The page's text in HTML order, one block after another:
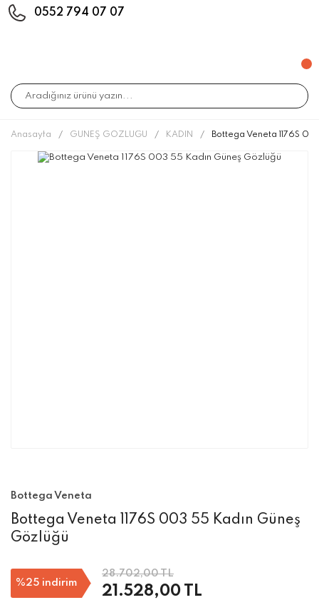
0552 794 07 07
Anasayfa GÜNEŞ GÖZLÜĞÜ KADIN Bottega Veneta 1176S
Bottega Veneta
Bottega Veneta 1176S 003 55 Kadın Güneş
Gözlüğü
%25 indirim
28.702,00 TL
21.528,00 TL